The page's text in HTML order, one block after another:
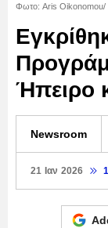
Φωτο: Aris Oikonomou/
Ήπειρο
Newsroom
21 Ιαν 2026